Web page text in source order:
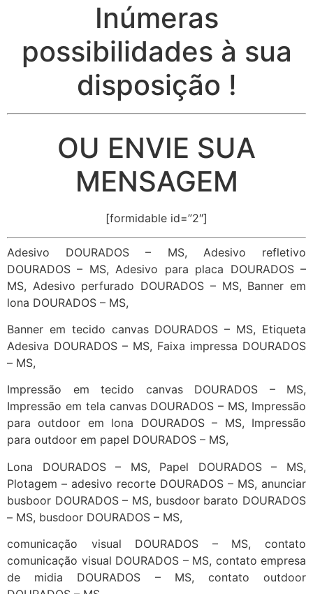
Inúmeras
possibilidades à sua
disposição !
OU ENVIE SUA
MENSAGEM
[formidable id=”2″]
Adesivo DOURADOS – MS, Adesivo refletivo
DOURADOS – MS, Adesivo para placa DOURADOS –
MS, Adesivo perfurado DOURADOS – MS, Banner em
lona DOURADOS – MS,
Banner em tecido canvas DOURADOS – MS, Etiqueta
Adesiva DOURADOS – MS, Faixa impressa DOURADOS
– MS,
Impressão em tecido canvas DOURADOS – MS,
Impressão em tela canvas DOURADOS – MS, Impressão
para outdoor em lona DOURADOS – MS, Impressão
para outdoor em papel DOURADOS – MS,
Lona DOURADOS – MS, Papel DOURADOS – MS,
Plotagem – adesivo recorte DOURADOS – MS, anunciar
busboor DOURADOS – MS, busdoor barato DOURADOS
– MS, busdoor DOURADOS – MS,
comunicação visual DOURADOS – MS, contato
comunicação visual DOURADOS – MS, contato empresa
de midia DOURADOS – MS, contato outdoor